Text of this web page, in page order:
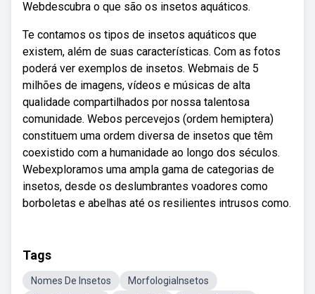
Webdescubra o que são os insetos aquáticos.
Te contamos os tipos de insetos aquáticos que
existem, além de suas características. Com as fotos
poderá ver exemplos de insetos. Webmais de 5
milhões de imagens, vídeos e músicas de alta
qualidade compartilhados por nossa talentosa
comunidade. Webos percevejos (ordem hemiptera)
constituem uma ordem diversa de insetos que têm
coexistido com a humanidade ao longo dos séculos.
Webexploramos uma ampla gama de categorias de
insetos, desde os deslumbrantes voadores como
borboletas e abelhas até os resilientes intrusos como.
Tags
Nomes De Insetos
MorfologiaInsetos